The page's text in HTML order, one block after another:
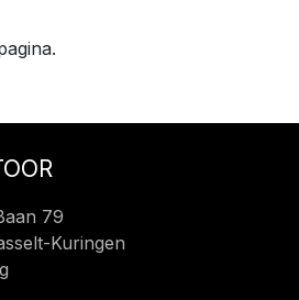
79
Kuringen